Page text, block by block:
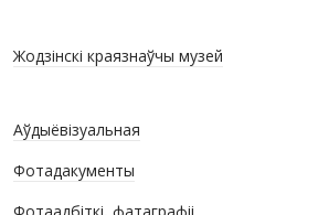
Жодзінскі краязнаўчы музей
Аўдыёвізуальная
Фотадакументы